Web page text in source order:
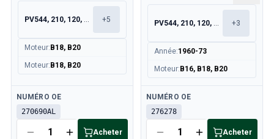
PV544, 210, 120, 130 +5
Moteur: B18, B20
Moteur: B18, B20
Disponible
NUMÉRO OE
270690AL
Acheter
PV544, 210, 120, 130 +3
Année:1960-73
Moteur: B16, B18, B20
Disponible
NUMÉRO OE
276278
Acheter